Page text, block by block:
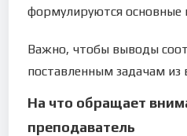
формулируются основные
Важно, чтобы выводы
поставленным задачам из
На что обращает
преподаватель